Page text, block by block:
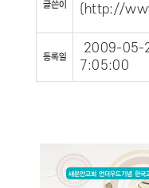
( http://
2009-05-
7:05:00